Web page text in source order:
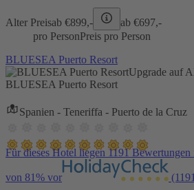
Alter Preisab €899,- ab €697,-
pro PersonPreis pro Person
BLUESEA Puerto Resort
Upgrade auf
BLUESEA Puerto Resort
Spanien - Teneriffa - Puerto de la Cruz
Für dieses Hotel liegen 1191
von 81% vor